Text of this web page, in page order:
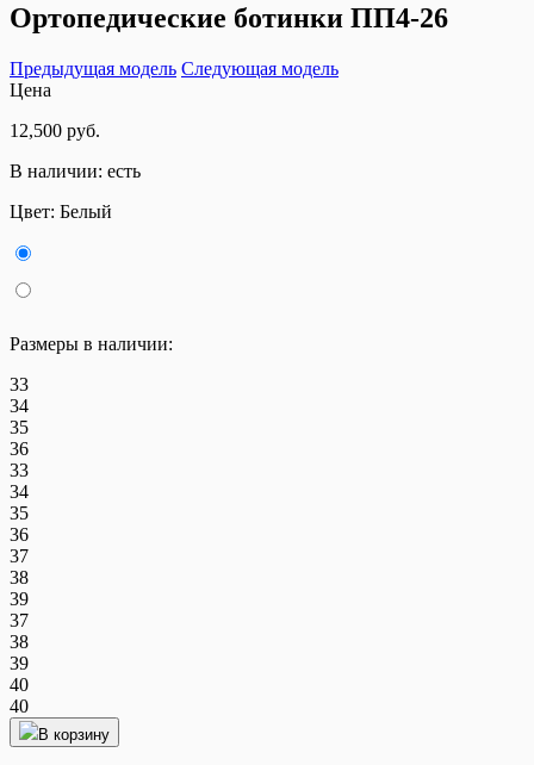
Ортопедические ботинки ПП4-26
Предыдущая модель Следующая модель
Цена
12,500 руб.
В наличии: есть
Цвет: Белый
Размеры в наличии:
33
34
35
36
33
34
35
36
37
38
39
37
38
39
40
40
В корзину